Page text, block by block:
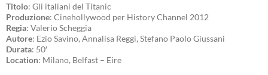
Titolo: Gli italiani del Titanic
Produzione: Cinehollywood per History Channel 2012
Regia: Valerio Scheggia
Autore: Ezio Savino, Annalisa Reggi, Stefano Paolo Giussani
Durata: 50′
Location: Milano, Belfast – Eire